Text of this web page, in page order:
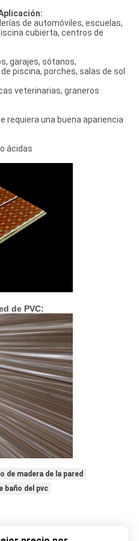
de automóviles, escuelas,
cubierta, centros de
garajes, sótanos,
piscina, porches, salas de sol
veterinarias, graneros
requiera una buena apariencia
ácidas
de PVC:
de madera de la pared
baño del pvc